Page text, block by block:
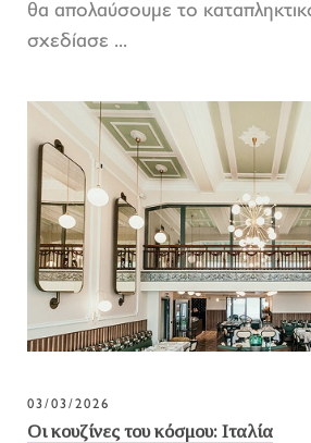
θα απολαύσουμε το
σχεδίασε ...
03/03/2026
Οι κουζίνες του κόσμου: Ιταλία